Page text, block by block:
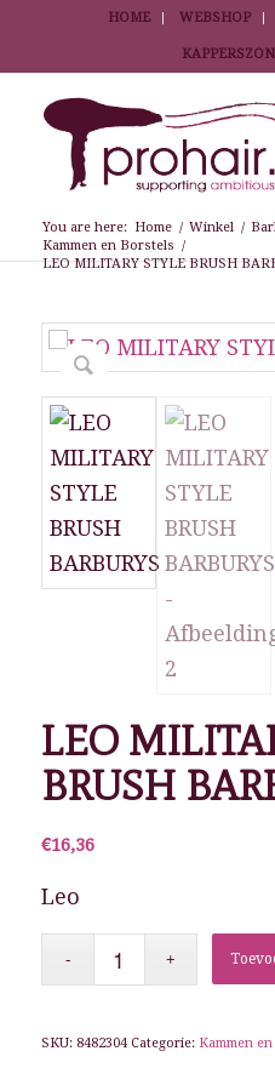
HOME WEBSHOP
You are here: Home / Winkel /
Kammen en Borstels /
LEO MILITARY STYLE BRUSH
LEO
BRUSH
€16,36
Leo
SKU: 8482304 Categorie: Kammen